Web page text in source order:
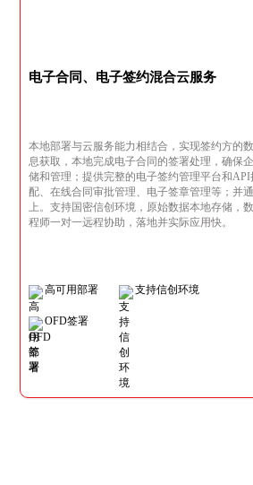
电子合同、电子签约混合云服务
本地部署与云服务能力相结合，实现签约方的
息获取，本地完成电子合同的签署处理，确保
储和管理；提供完整的电子签约管理平台和
配、在线合同审批管理、电子签章管理等；并
上。支持国密信创环境，原始数据本地存储，
程师一对一远程协助，落地并实际应用快。
高可用部署 支持信创环境
OFD签署